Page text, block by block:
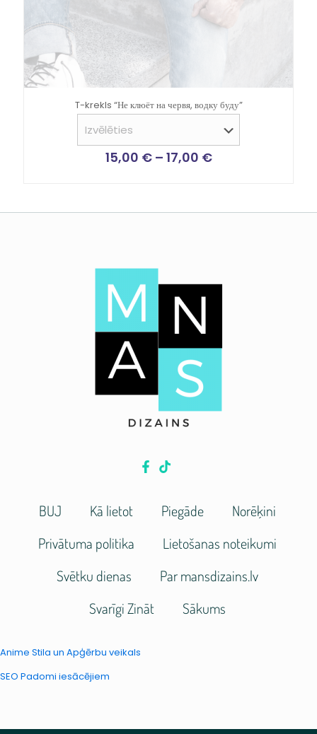
T-krekls “Не клюёт на червя, водку буду”
15,00 € – 17,00 €
BUJ Kā lietot Piegāde
Norēķini
Privātuma politika
Lietošanas noteikumi
Svētku dienas
Par mansdizains.lv
Svarīgi Zināt
Sākums
Anime Stila un Apģērbu veikals
SEO Padomi iesācējiem